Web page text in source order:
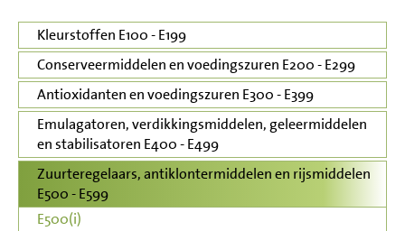
Kleurstoffen E100 - E199
Conserveermiddelen en voedingszuren E200 - E299
Antioxidanten en voedingszuren E300 - E399
Emulagatoren, verdikkingsmiddelen, geleermiddelen
en stabilisatoren E400 - E499
Zuurteregelaars, antiklontermiddelen en rijsmiddelen
E500 - E599
E500(i)